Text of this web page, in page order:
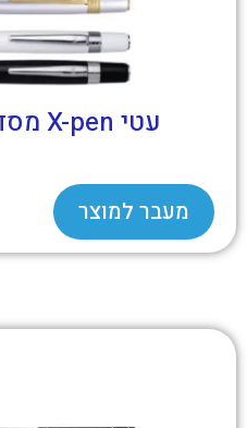
עטי X-pen מסדרת לורד Lord
מעבר למוצר